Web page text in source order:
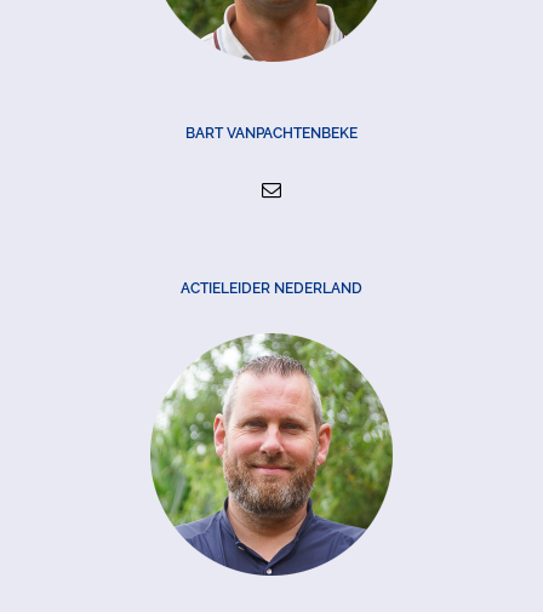
BART VANPACHTENBEKE
ACTIELEIDER NEDERLAND